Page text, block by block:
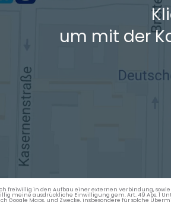
um mit der
freiwillig in den Aufbau einer externen Verbindung,
meine ausdrückliche Einwilligung gem. Art. 49 Abs. 1
Maps, und Zwecke, insbesondere für solche